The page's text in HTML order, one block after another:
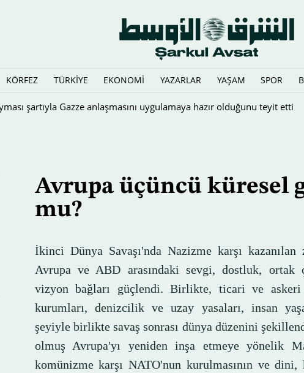
KÖRFEZ TÜRKİYE EKONOMİ YAZARLAR YAŞAM SPOR
Avrupa üçüncü küresel
mu?
İkinci Dünya Savaşı'nda Nazizme karşı kazanılan
Avrupa ve ABD arasındaki sevgi, dostluk, ortak
vizyon bağları güçlendi. Birlikte, ticari ve askeri
kurumları, denizcilik ve uzay yasaları, insan
şeyiyle birlikte savaş sonrası dünya düzenini
olmuş Avrupa'yı yeniden inşa etmeye yönelik
komünizme karşı NATO'nun kurulmasının ve